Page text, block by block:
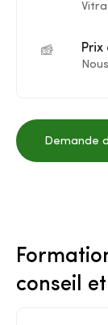
Demande
conseil